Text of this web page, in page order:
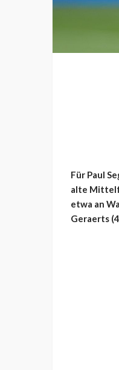
Für Paul
alte
etwa an
Geraerts